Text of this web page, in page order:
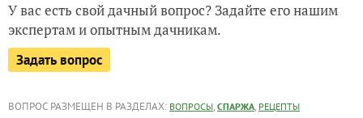
У вас есть свой дачный вопрос? Задайте его нашим
экспертам и опытным дачникам.
Задать вопрос
ВОПРОС РАЗМЕЩЕН В РАЗДЕЛАХ: ВОПРОСЫ, СПАРЖА, РЕЦЕПТЫ